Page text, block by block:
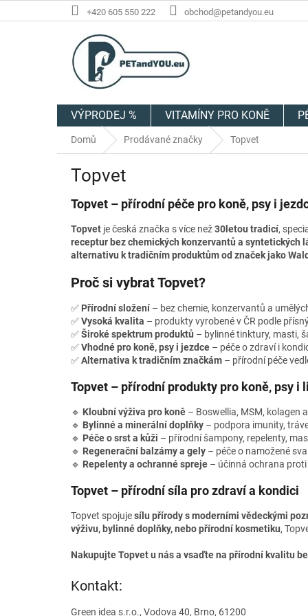
na
+420 605 550 222 obchod@petandyou.eu
VÝPRODEJ % VITAMÍNY PRO KONĚ
Domů Prodávané značky Topvet
Topvet
Topvet – přírodní péče pro koně, psy i
Topvet je česká značka s více než30letou tradicí,
receptur bez chemických konzervantů a syntetických
alternativu k tradičním produktům od značek jako
Proč si vybrat Topvet?
✅ Přírodní složení – bez chemie, konzervantů a
✅Vysoká kvalita – produkty vyrobené v ČR podle
✅Široké spektrum produktů – bylinné tinktury, masti,
✅Vhodné pro koně, psy i jezdce – péče o zdraví i
✅Alternativa k tradičním značkám – přírodní péče
Topvet – přírodní produkty pro koně, psy i
🔹 Kloubní výživa pro koně – Boswellia, MSM, kolagen
🔹 Bylinné a minerální doplňky – podpora imunity,
🔹 Péče o srst a kůži – přírodní šampony, repelenty,
🔹 Regenerační balzámy a gely – péče o namožené
🔹 Repelenty a ochranné spreje – účinná ochrana
Topvet – přírodní síla pro zdraví a kondici
Topvet spojujesílu přírody s moderními vědeckými
výživu, bylinné doplňky, nebo přírodní kosmetiku,
Nakupujte Topvet u nás a vsaďte na přírodní kvalitu
Kontakt:
Green idea s.r.o., Vodova 40, Brno, 61200